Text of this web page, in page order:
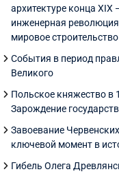
архитектуре конца XIX
инженерная
мировое строительство
События в период
Великого
Польское княжество в
Зарождение
Завоевание
ключевой момент в
Гибель Олега